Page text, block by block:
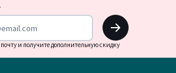
OK
и получите дополнительную скидку